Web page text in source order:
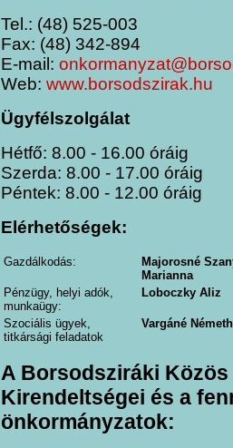
Tel.: (48) 525-003
Fax: (48) 342-894
E-mail:
Web: www.borsodszirak.hu
Ügyfélszolgálat
Hétfő: 8.00 - 16.00 óráig
Szerda: 8.00 - 17.00 óráig
Péntek: 8.00 - 12.00 óráig
Elérhetőségek:
Gazdálkodás:
Majorosné
Marianna
Pénzügy, helyi adók,
munkaügy:
Loboczky Aliz
Szociális ügyek,
titkársági feladatok
Vargáné
A Borsodsziráki
Kirendeltségei és a
önkormányzatok: